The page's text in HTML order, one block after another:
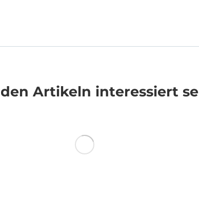
Artikeln interessiert